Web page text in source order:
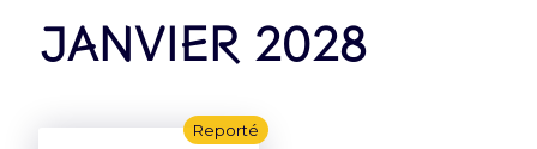
janvier 2028
Reporté